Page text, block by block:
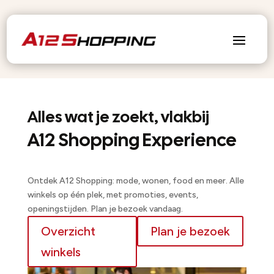
Alles wat je zoekt, vlakbij
A12 Shopping Experience
Ontdek A12 Shopping: mode, wonen, food en meer. Alle
winkels op één plek, met promoties, events,
openingstijden. Plan je bezoek vandaag.
Overzicht
winkels
Plan je bezoek